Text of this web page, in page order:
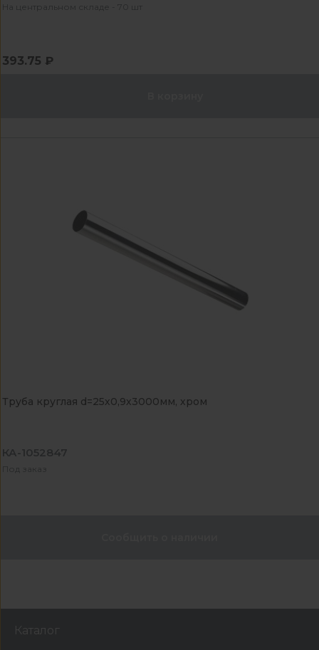
На центральном складе - 70 шт
393.75 ₽
Труба круглая d=25х0,9х3000мм, хром
КА-1052847
Под заказ
Каталог